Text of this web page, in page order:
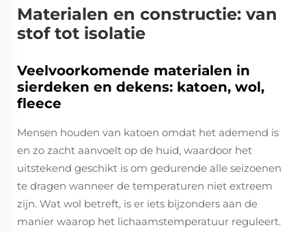
Materialen en constructie: van
stof tot isolatie
Veelvoorkomende materialen in
sierdeken en dekens: katoen, wol,
fleece
Mensen houden van katoen omdat het ademend is
en zo zacht aanvoelt op de huid, waardoor het
uitstekend geschikt is om gedurende alle seizoenen
te dragen wanneer de temperaturen niet extreem
zijn. Wat wol betreft, is er iets bijzonders aan de
manier waarop het lichaamstemperatuur reguleert.